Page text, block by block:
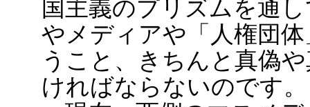
国主義のプリズムを通
やメディアや「人権団
うこと、きちんと真偽
ければならないのです。